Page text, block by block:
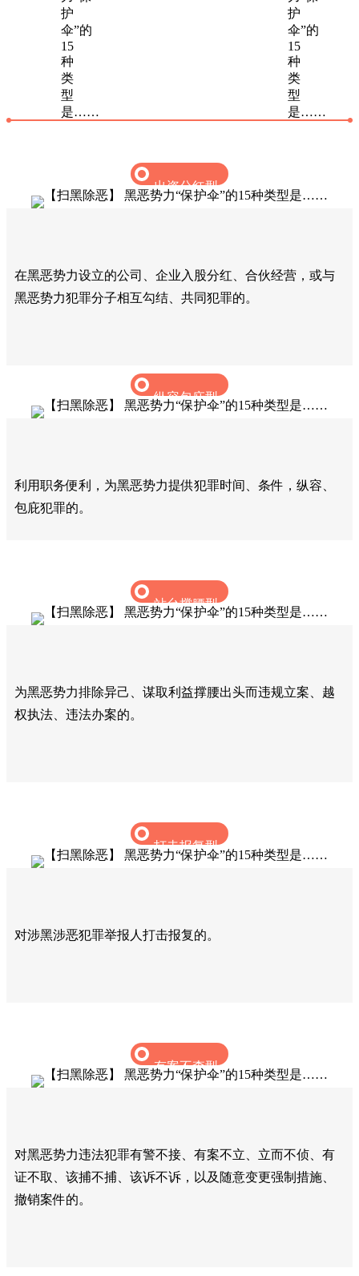
出资分红型
在黑恶势力设立的公司、企业入股分红、合伙经营，或与
黑恶势力犯罪分子相互勾结、共同犯罪的。‍
纵容包庇型
利用职务便利，为黑恶势力提供犯罪时间、条件，纵容、
包庇犯罪的。‍
站台撑腰型
为黑恶势力排除异己、谋取利益撑腰出头而违规立案、越
权执法、违法办案的。‍
打击报复型
对涉黑涉恶犯罪举报人打击报复的。‍
有案不查型
对黑恶势力违法犯罪有警不接、有案不立、立而不侦、有
证不取、该捕不捕、该诉不诉，以及随意变更强制措施、
撤销案件的。‍